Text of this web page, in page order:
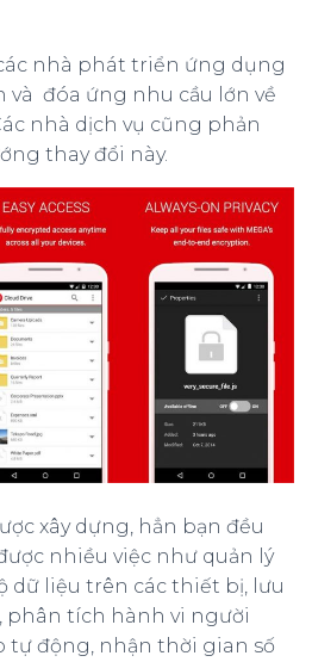
nhà phát triển ứng dụng
đóa ứng nhu cầu lớn về
nhà dịch vụ cũng phản
thay đổi này.
xây dựng, hẳn bạn đều
nhiều việc như quản lý
dữ liệu trên các thiết bị, lưu
phân tích hành vi người
động, nhận thời gian số